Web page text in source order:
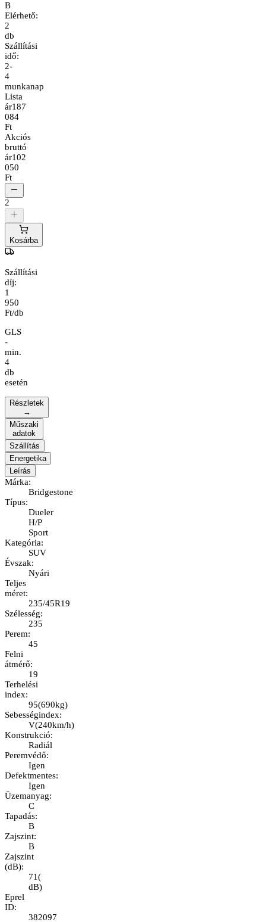
B
Elérhető:
2
db
Szállítási
idő:
2-
4
munkanap
Lista
ár187
084
Ft
Akciós
bruttó
ár102
050
Ft
2
Kosárba
Szállítási
díj:
1
950
Ft/db
GLS
-
min.
4
db
esetén
Részletek
→
Műszaki
adatok
Szállítás
Energetika
Leírás
Márka:
Bridgestone
Típus:
Dueler
H/P
Sport
Kategória:
SUV
Évszak:
Nyári
Teljes
méret:
235/45R19
Szélesség:
235
Perem:
45
Felni
átmérő:
19
Terhelési
index:
95(690kg)
Sebességindex:
V(240km/h)
Konstrukció:
Radiál
Peremvédő:
Igen
Defektmentes:
Igen
Üzemanyag:
C
Tapadás:
B
Zajszint:
B
Zajszint
(dB):
71(
dB)
Eprel
ID:
382097